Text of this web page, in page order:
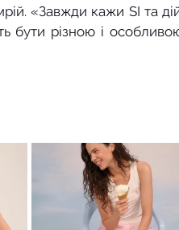
«Завжди кажи SI та
бути різною і